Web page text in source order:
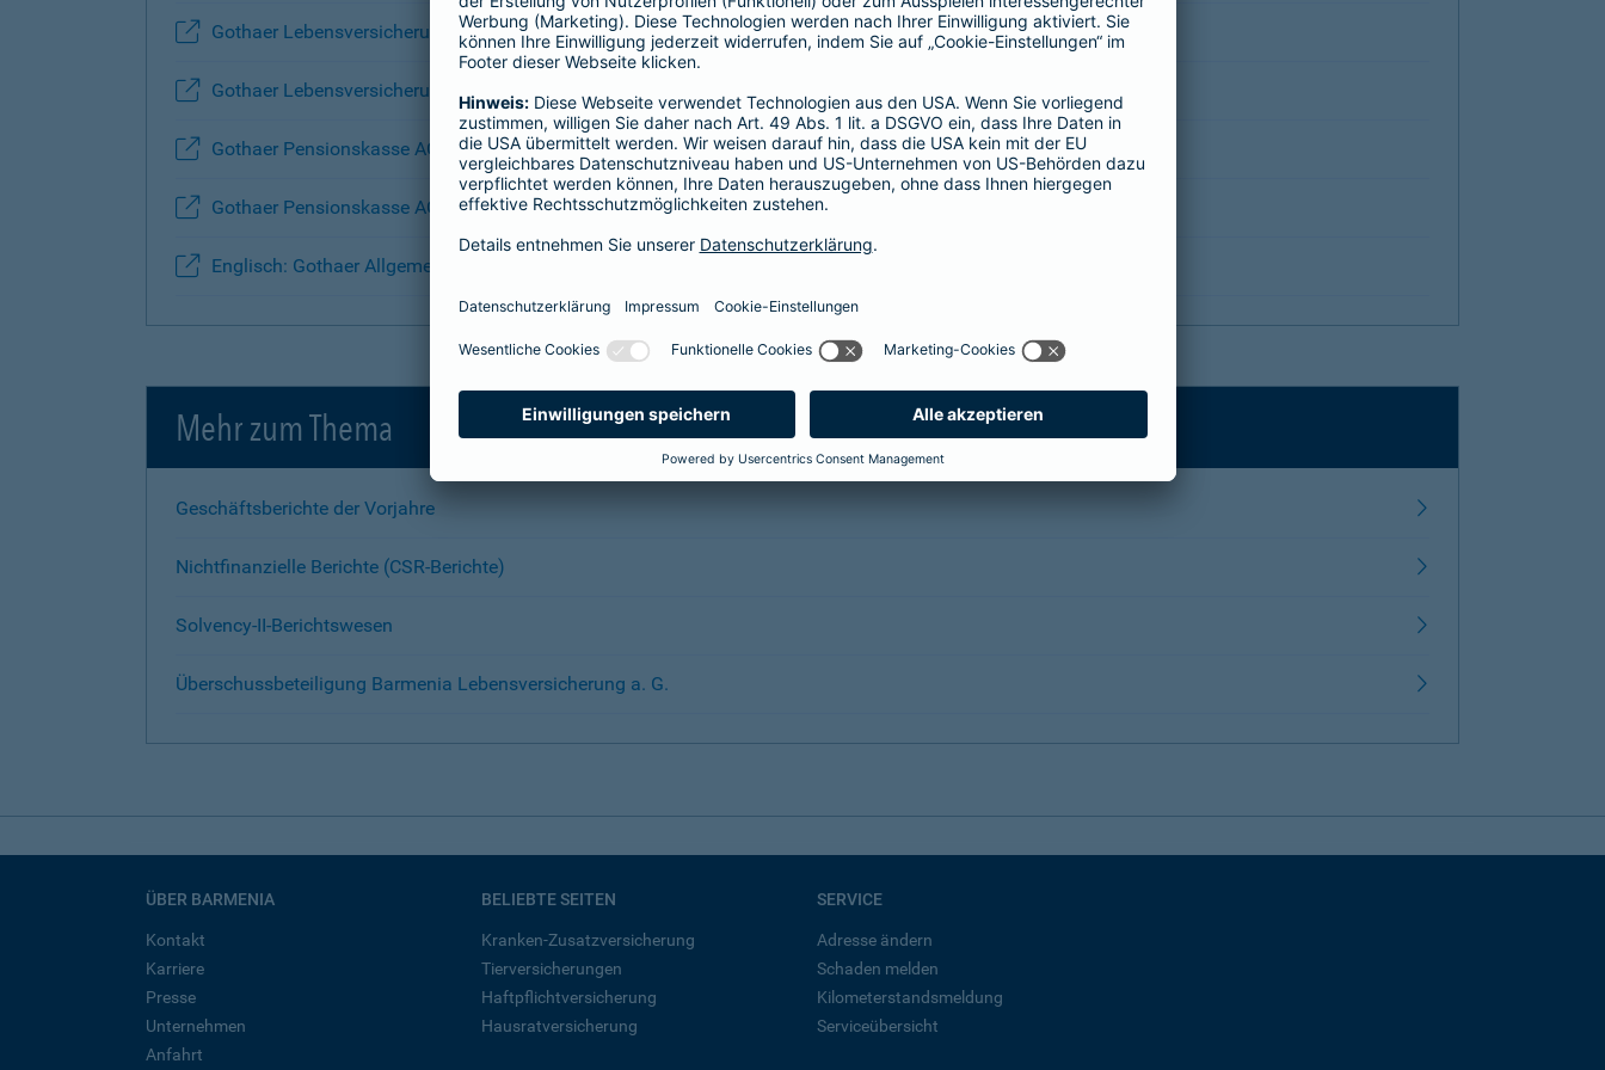
Gothaer Lebensversicherung AG
Gothaer Lebensversicherung AG - Anlage Überschussbeteiligung
Gothaer Pensionskasse AG
Gothaer Pensionskasse AG - Anlage Überschussbeteiligung
Englisch: Gothaer Allgemeine Versicherung AG
Mehr zum Thema
Geschäftsberichte der Vorjahre
Nichtfinanzielle Berichte (CSR-Berichte)
Solvency-II-Berichtswesen
Überschussbeteiligung Barmenia Lebensversicherung a. G.
ÜBER BARMENIA
Kontakt
Karriere
Presse
Unternehmen
Anfahrt
BELIEBTE SEITEN
Kranken-Zusatzversicherung
Tierversicherungen
Haftpflichtversicherung
Hausratversicherung
SERVICE
Adresse ändern
Schaden melden
Kilometerstandsmeldung
Serviceübersicht